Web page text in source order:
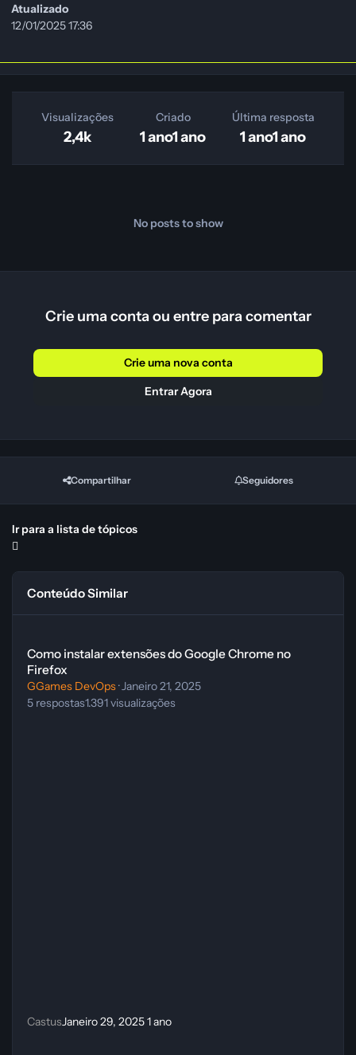
Atualizado
12/01/2025 17:36
Visualizações
2,4k
Criado
1 ano1 ano
Última resposta
1 ano1 ano
No posts to show
Crie uma conta ou entre para comentar
Crie uma nova conta
Entrar Agora
Compartilhar Seguidores
Ir para a lista de tópicos
Conteúdo Similar
Como instalar extensões do Google Chrome no
Firefox
GGames DevOps· Janeiro 21, 2025
5 respostas1.391visualizações
CastusJaneiro 29, 20251 ano